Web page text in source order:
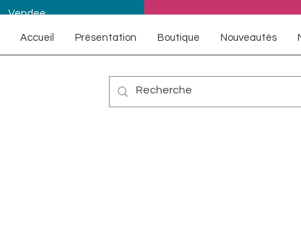
Vendee
Accueil Présentation Boutique Nouveautés